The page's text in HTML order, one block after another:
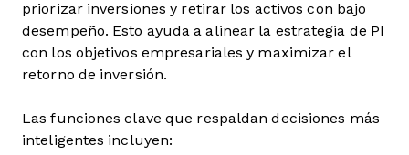
priorizar inversiones y retirar los activos con bajo
desempeño. Esto ayuda a alinear la estrategia de PI
con los objetivos empresariales y maximizar el
retorno de inversión.
Las funciones clave que respaldan decisiones más
inteligentes incluyen: